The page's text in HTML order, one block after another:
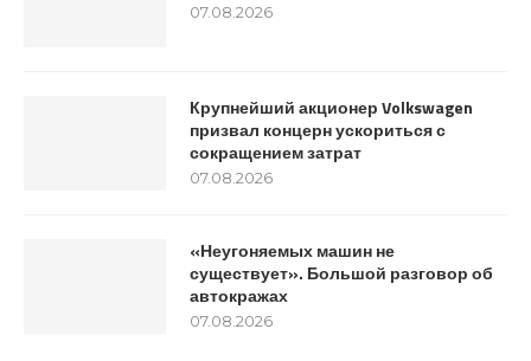
07.08.2026
Крупнейший акционер Volkswagen
призвал концерн ускориться с
сокращением затрат
07.08.2026
«Неугоняемых машин не
существует». Большой разговор об
автокражах
07.08.2026